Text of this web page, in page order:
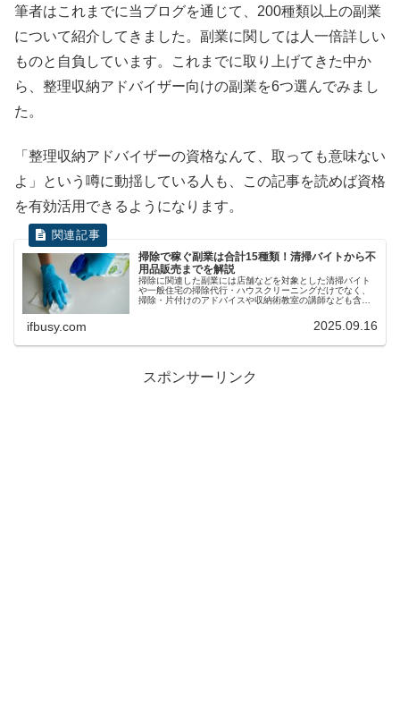
筆者はこれまでに当ブログを通じて、200種類以上の副業
について紹介してきました。副業に関しては人一倍詳しい
ものと自負しています。これまでに取り上げてきた中か
ら、整理収納アドバイザー向けの副業を6つ選んでみまし
た。
「整理収納アドバイザーの資格なんて、取っても意味ない
よ」という噂に動揺している人も、この記事を読めば資格
を有効活用できるようになります。
掃除で稼ぐ副業は合計15種類！清掃バイトから不
用品販売までを解説
掃除に関連した副業には店舗などを対象とした清掃バイト
や一般住宅の掃除代行・ハウスクリーニングだけでなく、
掃除・片付けのアドバイスや収納術教室の講師なども含ま
ifbusy.com 2025.09.16
スポンサーリンク